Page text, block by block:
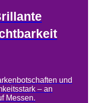
und
– an
Messen.